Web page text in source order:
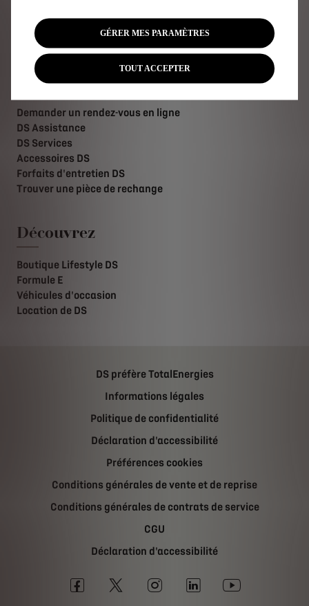
Télécharger la brochure et tarifs
Recrutement
Après-Vente
Demander un rendez-vous en ligne
DS Assistance
DS Services
Accessoires DS
Forfaits d'entretien DS
Trouver une pièce de rechange
Découvrez
Boutique Lifestyle DS
Formule E
Véhicules d'occasion
Location de DS
DS préfère TotalEnergies
Informations légales
Politique de confidentialité
Déclaration d'accessibilité
Préférences cookies
Conditions générales de vente et de reprise
Conditions générales de contrats de service
CGU
Déclaration d'accessibilité
GÉRER MES PARAMÈTRES
TOUT ACCEPTER